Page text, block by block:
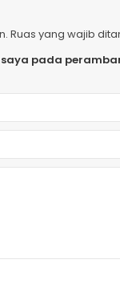
Ruas yang wajib
pada